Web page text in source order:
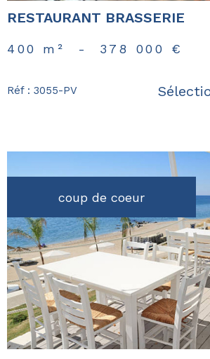
RESTAURANT BRASSERIE
400 m² - 378 000 €
Réf : 3055-PV
coup de coeur
voir le
bien